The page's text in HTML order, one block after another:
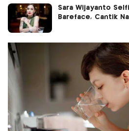
Sara Wijayanto
Bareface, Cantik